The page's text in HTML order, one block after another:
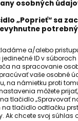
Roma
1 min. čítania
Pozrite si
správ Hiri.
Jozef Novák
1 min. čítania
osobných
„Poprieť“ sa
a/alebo
ID v
na spracovanie
vaše osobné
na námietku proti
môžete
tlačidlo „Spravovať
na tlačidlo odtlačku
Ak chcete svoj súhlas